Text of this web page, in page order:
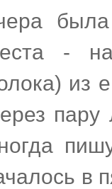
была
- на
из
в